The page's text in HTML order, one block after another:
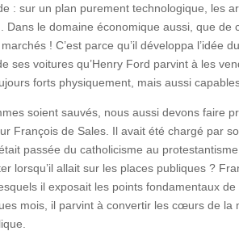
: sur un plan purement technologique, les
Dans le domaine économique aussi, que
! C’est parce qu’il développa l’idée
ses voitures qu’Henry Ford parvint à les
forts physiquement, mais aussi
soient sauvés, nous aussi devons faire
François de Sales. Il avait été chargé par
passée du catholicisme au
lorsqu’il allait sur les places publiques ?
il exposait les points fondamentaux
mois, il parvint à convertir les cœurs de